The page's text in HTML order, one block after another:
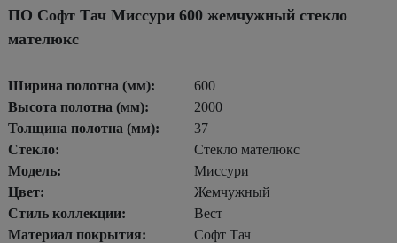
ПО Софт Тач Миссури 600 жемчужный стекло
мателюкс
Ширина полотна (мм):
600
Высота полотна (мм):
2000
Толщина полотна (мм):
37
Стекло:
Стекло мателюкс
Модель:
Миссури
Цвет:
Жемчужный
Стиль коллекции:
Вест
Материал покрытия:
Софт Тач